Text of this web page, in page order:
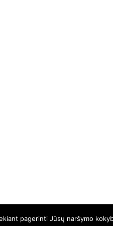
pagerinti Jūsų naršymo